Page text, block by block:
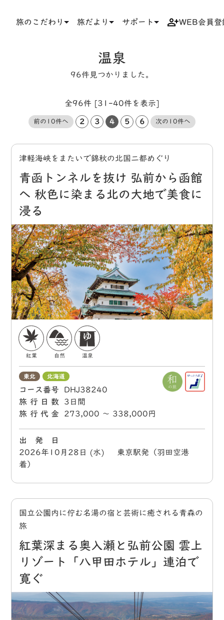
旅のこだわり 旅だより サポート WEB会員登
温泉
96件見つかりました。
全96件 [31-40件を表示]
前の10件へ 2 3 4 5 6 次の10件へ
津軽海峡をまたいで錦秋の北国二都めぐり
青函トンネルを抜け 弘前から函館
へ 秋色に染まる北の大地で美食に
浸る
紅葉 自然 温泉
東北 北海道
コース番号
DHJ38240
旅行日数
3日間
旅行代金
273,000 〜 338,000円
出 発 日
2026年10月28日 (水) 東京駅発（羽田空港
着）
国立公園内に佇む名湯の宿と芸術に癒される青森の
旅
紅葉深まる奥入瀬と弘前公園 雲上
リゾート「八甲田ホテル」連泊で
寛ぐ